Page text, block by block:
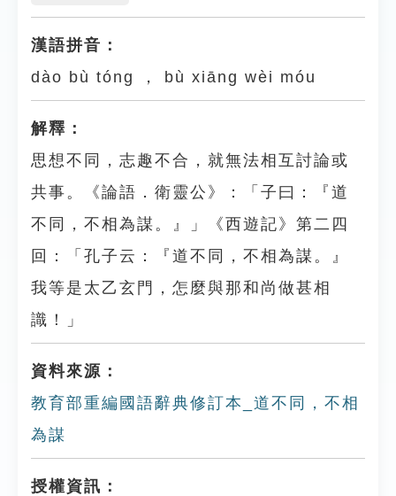
漢語拼音：
dào bù tóng ， bù xiāng wèi móu
解釋：
思想不同，志趣不合，就無法相互討論或
共事。《論語．衛靈公》：「子曰：『道
不同，不相為謀。』」《西遊記》第二四
回：「孔子云：『道不同，不相為謀。』
我等是太乙玄門，怎麼與那和尚做甚相
識！」
資料來源：
教育部重編國語辭典修訂本_道不同，不相
為謀
授權資訊：